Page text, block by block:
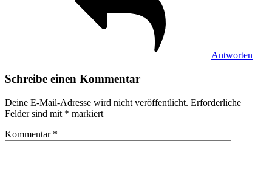
Antworten
Schreibe einen Kommentar
Deine E-Mail-Adresse wird nicht veröffentlicht. Erforderliche
Felder sind mit * markiert
Kommentar *